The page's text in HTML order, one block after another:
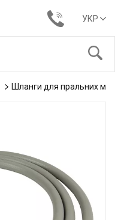
УКР
Шланги для пральних